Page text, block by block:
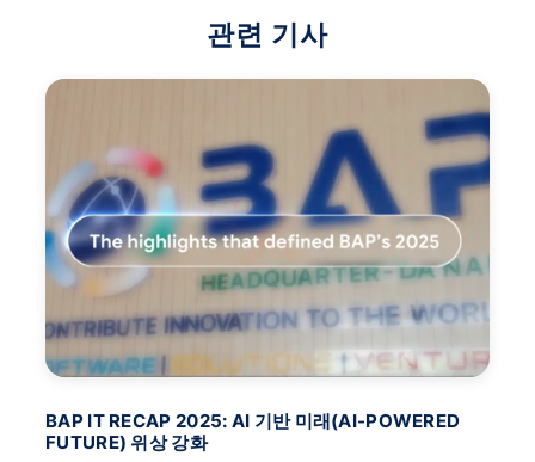
관련 기사
BAP IT RECAP 2025: AI 기반 미래(AI-POWERED
FUTURE) 위상 강화